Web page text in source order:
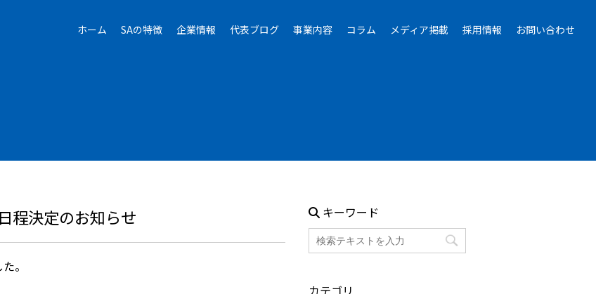
ホーム SAの特徴 企業情報 代表ブログ 事業内容 コラム メディア掲載 採用情報 お問い合わせ
程決定のお知らせ
。
キーワード
カテゴリ